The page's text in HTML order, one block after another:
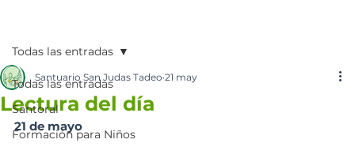
Todas las entradas
Santoral
Formación para Niños
Todas las entradas
Lectura del día
Santuario San Judas Tadeo 21 may
21 de mayo